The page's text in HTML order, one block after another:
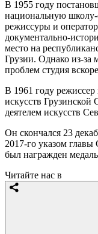
В 1955 году
национальную школу-
режиссуры и
документально-
место на
Грузии. Однако из-за
проблем студия
В 1961 году режиссер
искусств
деятелем искусств
Он скончался 23
2017-го указом
был награжден
Читайте нас в